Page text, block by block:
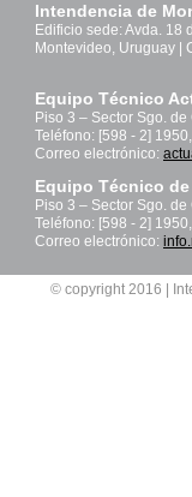
Intendencia de
Edificio sede: Avda. 18
Montevideo, Uruguay |
Equipo Técnico
Piso 3 – Sector Sgo.
Teléfono: [598 - 2]
Correo electrónico:
Equipo Técnico
Piso 3 – Sector Sgo.
Teléfono: [598 - 2]
Correo electrónico:
© copyright 2016 |